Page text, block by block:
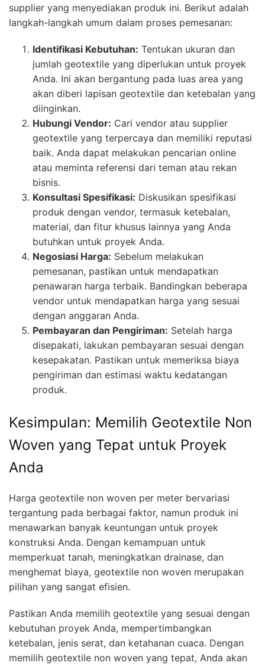
supplier yang menyediakan produk ini. Berikut adalah
langkah-langkah umum dalam proses pemesanan:
Identifikasi Kebutuhan: Tentukan ukuran dan
jumlah geotextile yang diperlukan untuk proyek
Anda. Ini akan bergantung pada luas area yang
akan diberi lapisan geotextile dan ketebalan yang
diinginkan.
Hubungi Vendor: Cari vendor atau supplier
geotextile yang terpercaya dan memiliki reputasi
baik. Anda dapat melakukan pencarian online
atau meminta referensi dari teman atau rekan
bisnis.
Konsultasi Spesifikasi: Diskusikan spesifikasi
produk dengan vendor, termasuk ketebalan,
material, dan fitur khusus lainnya yang Anda
butuhkan untuk proyek Anda.
Negosiasi Harga: Sebelum melakukan
pemesanan, pastikan untuk mendapatkan
penawaran harga terbaik. Bandingkan beberapa
vendor untuk mendapatkan harga yang sesuai
dengan anggaran Anda.
Pembayaran dan Pengiriman: Setelah harga
disepakati, lakukan pembayaran sesuai dengan
kesepakatan. Pastikan untuk memeriksa biaya
pengiriman dan estimasi waktu kedatangan
produk.
Kesimpulan: Memilih Geotextile Non
Woven yang Tepat untuk Proyek
Anda
Harga geotextile non woven per meter bervariasi
tergantung pada berbagai faktor, namun produk ini
menawarkan banyak keuntungan untuk proyek
konstruksi Anda. Dengan kemampuan untuk
memperkuat tanah, meningkatkan drainase, dan
menghemat biaya, geotextile non woven merupakan
pilihan yang sangat efisien.
Pastikan Anda memilih geotextile yang sesuai dengan
kebutuhan proyek Anda, mempertimbangkan
ketebalan, jenis serat, dan ketahanan cuaca. Dengan
memilih geotextile non woven yang tepat, Anda akan